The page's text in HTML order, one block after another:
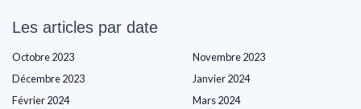
Les articles par date
Octobre 2023
Novembre 2023
Décembre 2023
Janvier 2024
Février 2024
Mars 2024